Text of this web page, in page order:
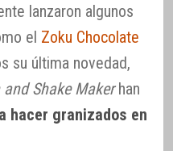
lanzaron algunos
el Zoku Chocolate
su última novedad,
Shake Makerhan
hacer granizados en